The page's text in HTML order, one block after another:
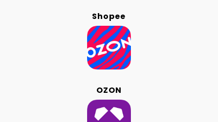
Shopee
OZON